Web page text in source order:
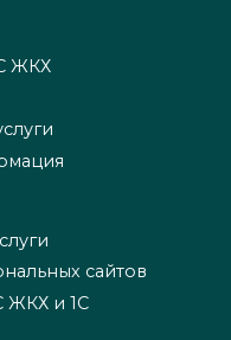
ЖКХ
сайтов
ЖКХ и 1С